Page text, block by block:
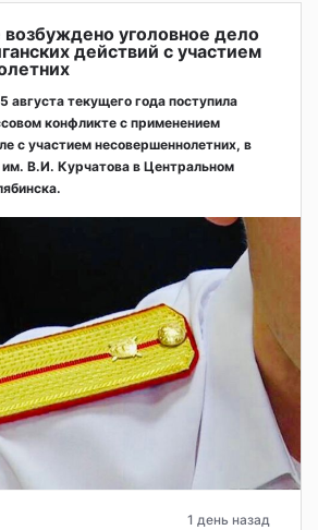
уголовное дело
действий с участием
августа текущего года поступила
конфликте с применением
с участием несовершеннолетних, в
им. В.И. Курчатова в Центральном
1 день назад